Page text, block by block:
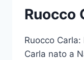
Ruocco
Ruocco
Carla nato a